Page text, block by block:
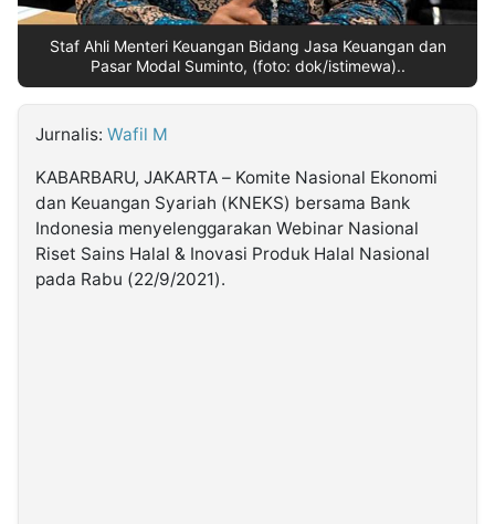
Staf Ahli Menteri Keuangan Bidang Jasa Keuangan dan
Pasar Modal Suminto, (foto: dok/istimewa)..
Jurnalis: Wafil M
KABARBARU, JAKARTA – Komite Nasional Ekonomi
dan Keuangan Syariah (KNEKS) bersama Bank
Indonesia menyelenggarakan Webinar Nasional
Riset Sains Halal & Inovasi Produk Halal Nasional
pada Rabu (22/9/2021).